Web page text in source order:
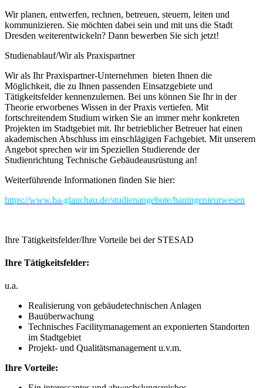
Wir planen, entwerfen, rechnen, betreuen, steuern, leiten und
kommunizieren. Sie möchten dabei sein und mit uns die Stadt
Dresden weiterentwickeln? Dann bewerben Sie sich jetzt!
Studienablauf/Wir als Praxispartner
Wir als Ihr Praxispartner-Unternehmen bieten Ihnen die
Möglichkeit, die zu Ihnen passenden Einsatzgebiete und
Tätigkeitsfelder kennenzulernen. Bei uns können Sie Ihr in der
Theorie erworbenes Wissen in der Praxis vertiefen. Mit
fortschreitendem Studium wirken Sie an immer mehr konkreten
Projekten im Stadtgebiet mit. Ihr betrieblicher Betreuer hat einen
akademischen Abschluss im einschlägigen Fachgebiet. Mit unserem
Angebot sprechen wir im Speziellen Studierende der
Studienrichtung Technische Gebäudeausrüstung an!
Weiterführende Informationen finden Sie hier:
https://www.ba-glauchau.de/studienangebote/bauingenieurwesen
Ihre Tätigkeitsfelder/Ihre Vorteile bei der STESAD
Ihre Tätigkeitsfelder:
u.a.
Realisierung von gebäudetechnischen Anlagen
Bauüberwachung
Technisches Facilitymanagement an exponierten Standorten
im Stadtgebiet
Projekt- und Qualitätsmanagement u.v.m.
Ihre Vorteile: